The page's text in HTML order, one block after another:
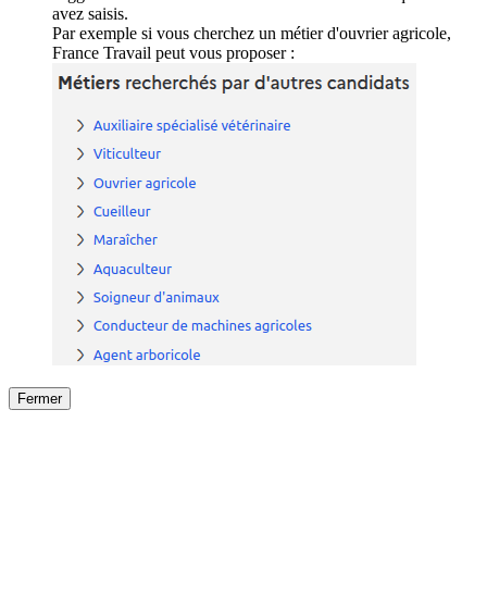
avez saisis.
Par exemple si vous cherchez un métier d'ouvrier agricole,
France Travail peut vous proposer :
Fermer